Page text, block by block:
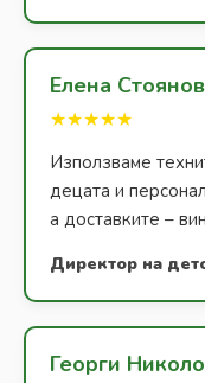
Елена
★★★★★
Използваме
децата и
а доставките –
Директор на
Георги